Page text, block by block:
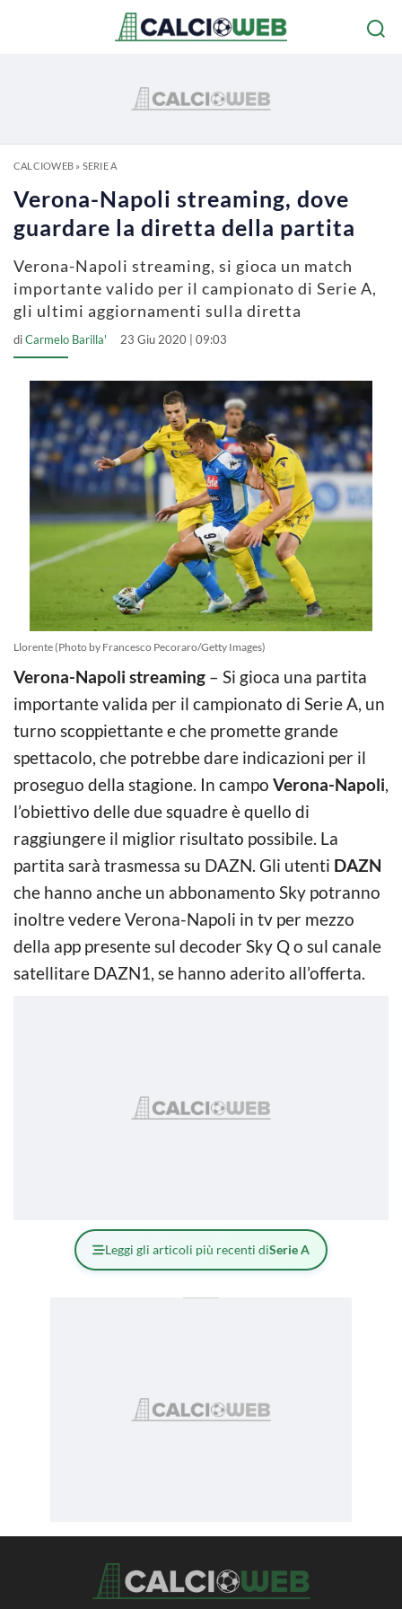
CALCIOWEB» SERIE A
Verona-Napoli streaming, dove
guardare la diretta della partita
Verona-Napoli streaming, si gioca un match
importante valido per il campionato di Serie A,
gli ultimi aggiornamenti sulla diretta
diCarmelo Barilla' 23 Giu 2020 | 09:03
Llorente (Photo by Francesco Pecoraro/Getty Images)
Verona-Napoli streaming – Si gioca una partita
importante valida per il campionato di Serie A, un
turno scoppiettante e che promette grande
spettacolo, che potrebbe dare indicazioni per il
proseguo della stagione. In campo Verona-Napoli,
l’obiettivo delle due squadre è quello di
raggiungere il miglior risultato possibile. La
partita sarà trasmessa su DAZN. Gli utenti DAZN
che hanno anche un abbonamento Sky potranno
inoltre vedere Verona-Napoli in tv per mezzo
della app presente sul decoder Sky Q o sul canale
satellitare DAZN1, se hanno aderito all’offerta.
Leggi gli articoli più recenti diSerie A